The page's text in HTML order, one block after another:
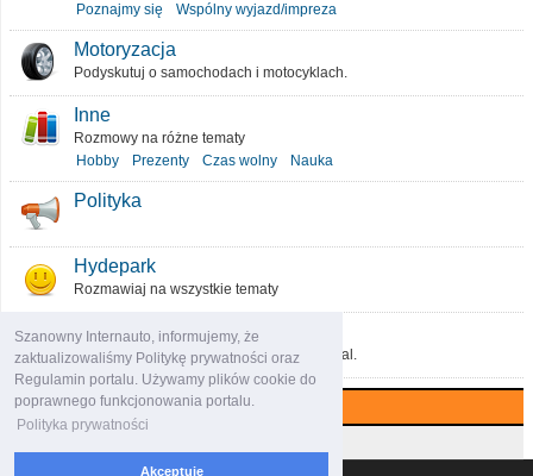
Szanowny Internauto, informujemy, że
zaktualizowaliśmy Politykę prywatności oraz
Regulamin portalu. Używamy plików cookie do
poprawnego funkcjonowania portalu.
Polityka prywatności
Akceptuję
Poznajmy się
Wspólny wyjazd/impreza
Motoryzacja
Podyskutuj o samochodach i motocyklach.
Inne
Rozmowy na różne tematy
Hobby
Prezenty Czas wolny Nauka
Polityka
Hydepark
Rozmawiaj na wszystkie tematy
O portalu
Podziel się pomysłami, które ulepszą portal.
Najczęściej komentowane (7 dni)